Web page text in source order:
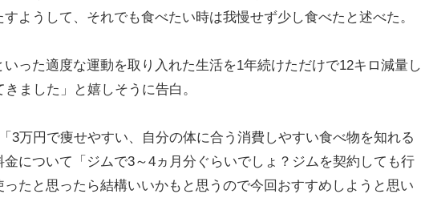
ようして、それでも食べたい時は我慢せず少し食べたと述べた。
った適度な運動を取り入れた生活を1年続けただけで12キロ減量し
ました」と嬉しそうに告白。
万円で痩せやすい、自分の体に合う消費しやすい食べ物を知れる
について「ジムで3～4ヵ月分ぐらいでしょ？ジムを契約しても行
たと思ったら結構いいかもと思うので今回おすすめしようと思い